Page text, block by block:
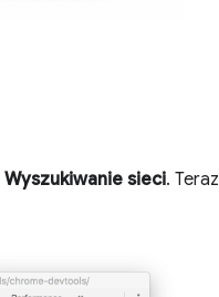
Wyszukiwanie sieci. Teraz